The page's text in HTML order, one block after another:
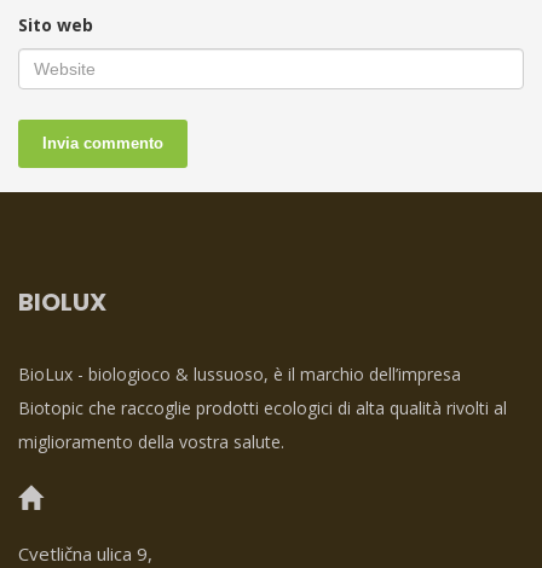
Sito web
BIOLUX
BioLux - biologioco & lussuoso, è il marchio dell’impresa
Biotopic che raccoglie prodotti ecologici di alta qualità rivolti al
miglioramento della vostra salute.
Cvetlična ulica 9,